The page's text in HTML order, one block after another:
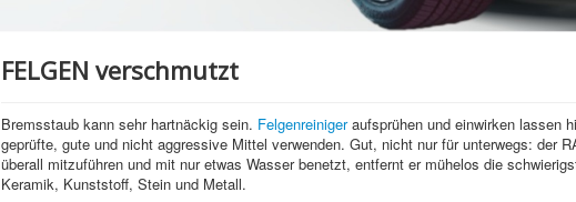
FELGEN verschmutzt
Bremsstaub kann sehr hartnäckig sein. Felgenreinigeraufsprühen und einwirken lassen
geprüfte, gute und nicht aggressive Mittel verwenden. Gut, nicht nur für unterwegs: der
überall mitzuführen und mit nur etwas Wasser benetzt, entfernt er mühelos die
Keramik, Kunststoff, Stein und Metall.